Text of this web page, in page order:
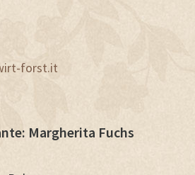
forst.it
Margherita Fuchs